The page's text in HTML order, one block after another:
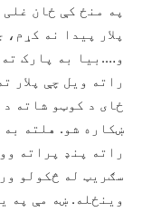
په منځ کې ځان
پلار پیدا نه
و….بیا به پارک
راته ویل چې پلار
ځای د کوټو شاته
ښکاره شو. هلته
راته پنډ پراته
سګریټ له څکولو
وینځله. ښه مې په